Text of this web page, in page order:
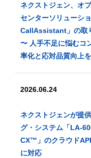
ネクストジェン、オ
センターソリューシ
CallAssistant」の取
〜 人手不足に悩むコ
率化と応対品質向上
2026.06.24
ネクストジェンが提
グ・システム「LA-
CX™️」のクラウド
に対応